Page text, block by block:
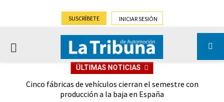
SUSCRÍBETE INICIAR SESIÓN
PRIMARY
ÚLTIMAS NOTICIAS
Cinco fábricas de vehículos cierran el semestre con
producción a la baja en España